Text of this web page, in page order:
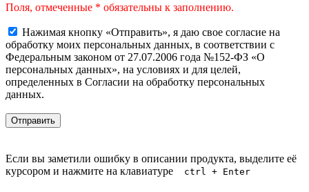
Поля, отмеченные * обязательны к заполнению.
Нажимая кнопку «Отправить», я даю свое согласие на
обработку моих персональных данных, в соответствии с
Федеральным законом от 27.07.2006 года №152-ФЗ «О
персональных данных», на условиях и для целей,
определенных в Согласии на обработку персональных
данных.
Если вы заметили ошибку в описании продукта, выделите её
курсором и нажмите на клавиатуре
ctrl + Enter